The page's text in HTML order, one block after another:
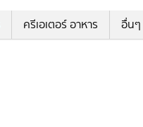
ครีเอเตอร์ อาหาร อื่นๆ